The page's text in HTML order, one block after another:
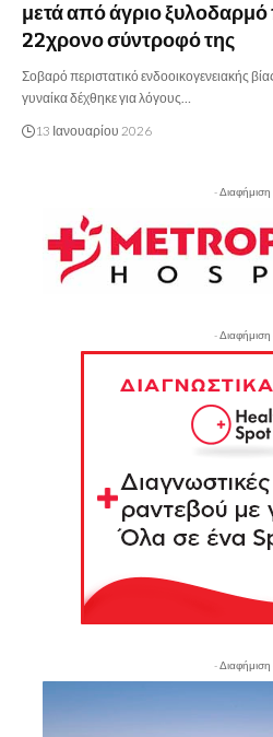
μετά από άγριο
22χρονο σύντροφό της
Σοβαρό περιστατικό ενδοοικογενειακής
γυναίκα δέχθηκε για λόγους…
13 Ιανουαρίου 2026
- Διαφήμιση
- Διαφήμιση
- Διαφήμιση